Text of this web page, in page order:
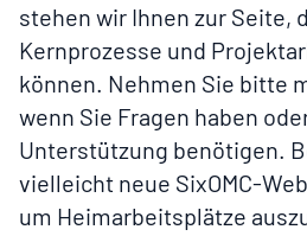
stehen wir Ihnen zur Seite,
Kernprozesse und
können. Nehmen Sie bitte
wenn Sie Fragen haben
Unterstützung benötigen.
vielleicht neue SixOMC-
um Heimarbeitsplätze